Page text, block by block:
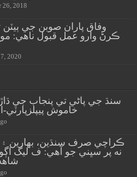
26, 2018
وفاق پاران صوبن جي
ڪرڻ وارو عمل قبول ناهي:
2020
سنڌ جي پاڻي تي پنجاب جي
خاموش پيپلزپارٽي-
ڪراچي صرف سنڌين، بهارين ۽
نه پر سڀني جو آهي: ف ليگ